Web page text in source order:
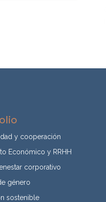
y cooperación
Económico y RRHH
corporativo
género
sostenible